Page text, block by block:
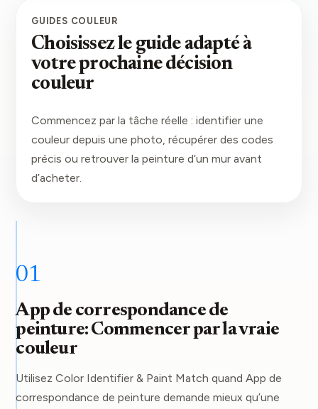
GUIDES COULEUR
Choisissez le guide adapté à
votre prochaine décision
couleur
Commencez par la tâche réelle : identifier une
couleur depuis une photo, récupérer des codes
précis ou retrouver la peinture d’un mur avant
d’acheter.
01
App de correspondance de
peinture: Commencer par la vraie
couleur
Utilisez Color Identifier & Paint Match quand App de
correspondance de peinture demande mieux qu’une